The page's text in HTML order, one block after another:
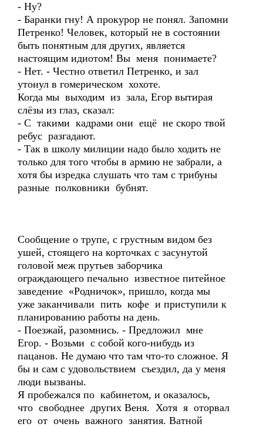
- Ну?
- Баранки гну! А прокурор не понял. Запомни
Петренко! Человек, который не в состоянии
быть понятным для других, является
настоящим идиотом! Вы меня понимаете?
- Нет. - Честно ответил Петренко, и зал
утонул в гомерическом хохоте.
Когда мы выходим из зала, Егор вытирая
слёзы из глаз, сказал:
- С такими кадрами они ещё не скоро твой
ребус разгадают.
- Так в школу милиции надо было ходить не
только для того чтобы в армию не забрали, а
хотя бы изредка слушать что там с трибуны
разные полковники бубнят.
Сообщение о трупе, с грустным видом без
ушей, стоящего на корточках с засунутой
головой меж прутьев заборчика
ограждающего печально известное питейное
заведение «Родничок», пришло, когда мы
уже заканчивали пить кофе и приступили к
планированию работы на день.
- Поезжай, разомнись. - Предложил мне
Егор. - Возьми с собой кого-нибудь из
пацанов. Не думаю что там что-то сложное. Я
бы и сам с удовольствием съездил, да у меня
люди вызваны.
Я пробежался по кабинетом, и оказалось,
что свободнее других Веня. Хотя я оторвал
его от очень важного занятия. Ватной